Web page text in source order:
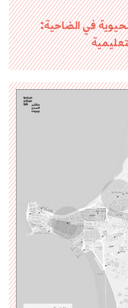
في الضاحية: